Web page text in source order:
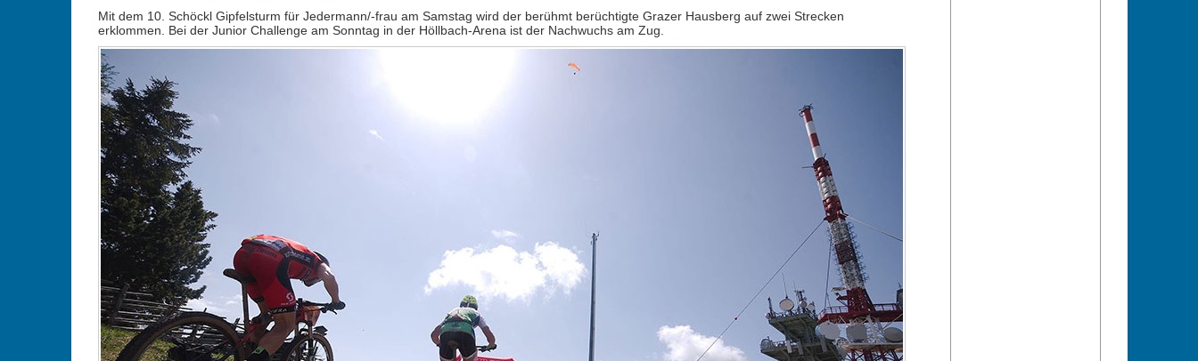
Mit dem 10. Schöckl Gipfelsturm für Jedermann/-frau am Samstag wird der berühmt berüchtigte Grazer Hausberg auf zwei Strecken
erklommen. Bei der Junior Challenge am Sonntag in der Höllbach-Arena ist der Nachwuchs am Zug.